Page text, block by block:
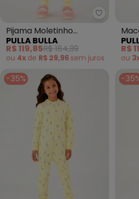
Pulla
Pijama Moletinho
(Amarelo)
PULLA BULLA
R$ 119,85R$ 184,39
ou 4x de R$ 29,96 sem juros
R$
ou
-35% -